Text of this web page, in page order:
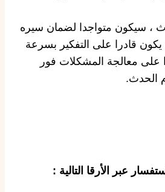
، سيكون متواجدا لضمان سيره
قادرا على التفكير بسرعة
على معالجة المشكلات فور
الحدث.
عبر الأرقا التالية :